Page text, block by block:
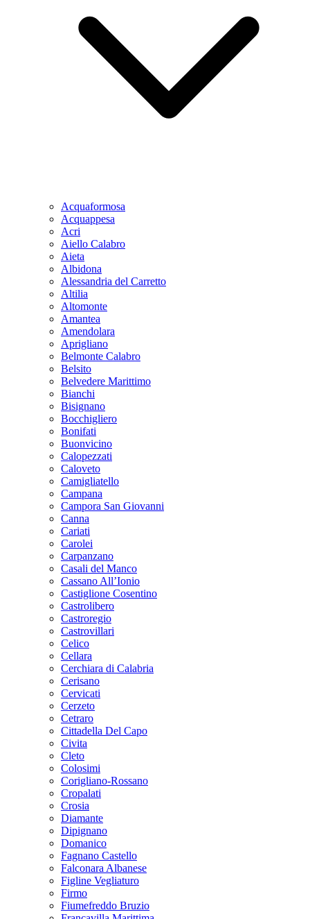
Acquaformosa
Acquappesa
Acri
Aiello Calabro
Aieta
Albidona
Alessandria del Carretto
Altilia
Altomonte
Amantea
Amendolara
Aprigliano
Belmonte Calabro
Belsito
Belvedere Marittimo
Bianchi
Bisignano
Bocchigliero
Bonifati
Buonvicino
Calopezzati
Caloveto
Camigliatello
Campana
Campora San Giovanni
Canna
Cariati
Carolei
Carpanzano
Casali del Manco
Cassano All’Ionio
Castiglione Cosentino
Castrolibero
Castroregio
Castrovillari
Celico
Cellara
Cerchiara di Calabria
Cerisano
Cervicati
Cerzeto
Cetraro
Cittadella Del Capo
Civita
Cleto
Colosimi
Corigliano-Rossano
Cropalati
Crosia
Diamante
Dipignano
Domanico
Fagnano Castello
Falconara Albanese
Figline Vegliaturo
Firmo
Fiumefreddo Bruzio